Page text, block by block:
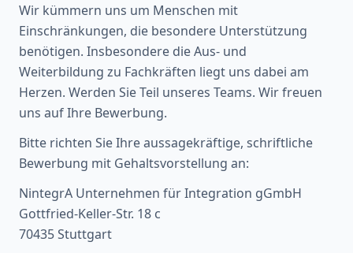
Wir kümmern uns um Menschen mit
Einschränkungen, die besondere Unterstützung
benötigen. Insbesondere die Aus- und
Weiterbildung zu Fachkräften liegt uns dabei am
Herzen. Werden Sie Teil unseres Teams. Wir freuen
uns auf Ihre Bewerbung.
Bitte richten Sie Ihre aussagekräftige, schriftliche
Bewerbung mit Gehaltsvorstellung an:
NintegrA Unternehmen für Integration gGmbH
Gottfried-Keller-Str. 18 c
70435 Stuttgart